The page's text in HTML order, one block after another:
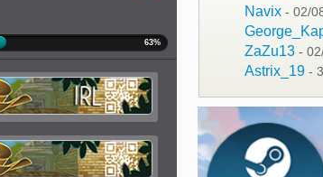
63%
Navix - 02/
ZaZu13 -
Astrix_19 -